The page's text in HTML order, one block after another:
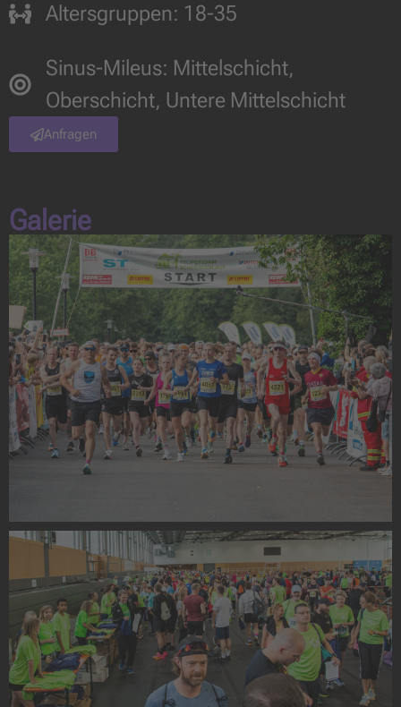
Altersgruppen: 18-35
Sinus-Mileus: Mittelschicht,
Oberschicht, Untere Mittelschicht
Anfragen
Galerie